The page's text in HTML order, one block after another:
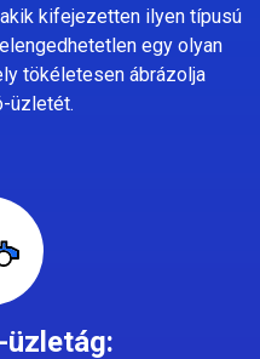
kifejezetten ilyen típusú
egy olyan
tökéletesen ábrázolja
üzletét.